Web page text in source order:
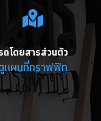
ถโดยสารส่วนตัว
แผนที่กราฟฟิก